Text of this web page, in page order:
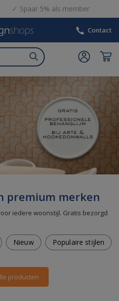
Spaar 5% als member
Contact
premium merken
iedere woonstijl. Gratis bezorgd
Nieuw Populaire stijlen
producten